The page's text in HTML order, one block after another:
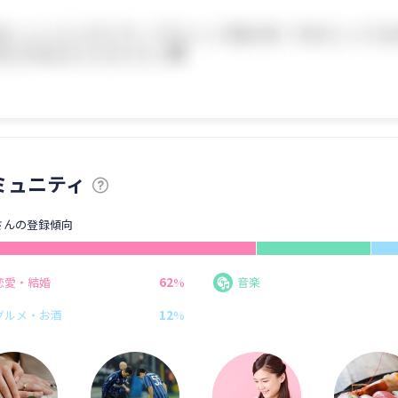
ュニティ
の登録傾向
愛・結婚 62%
音楽
ルメ・お酒
12%